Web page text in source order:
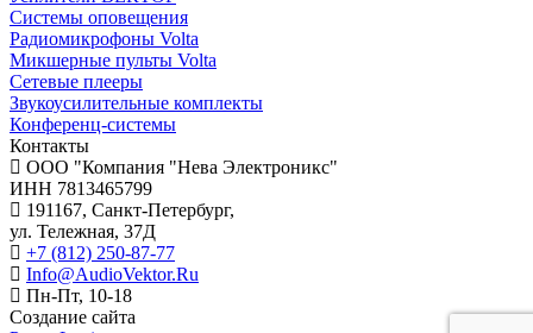
Системы оповещения
Радиомикрофоны Volta
Микшерные пульты Volta
Сетевые плееры
Звукоусилительные комплекты
Конференц-системы
Контакты
OOO "Компания "Нева Электроникс"
ИНН 7813465799
191167, Санкт-Петербург,
ул. Тележная, 37Д
+7 (812) 250-87-77
Info@AudioVektor.Ru
Пн-Пт, 10-18
Создание сайта